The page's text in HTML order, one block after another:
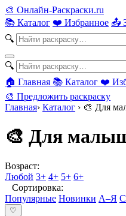
🎨 Онлайн-Раскраски.ru
📚 Каталог ❤️ Избранное 📤
🔍
🔍
🏠 Главная 📚 Каталог ❤️
🎨 Предложить раскраску
Главная› Каталог › 🎨 Для
🎨 Для
Возраст:
Любой 3+ 4+ 5+ 6+
Сортировка:
Популярные Новинки А–Я
♡